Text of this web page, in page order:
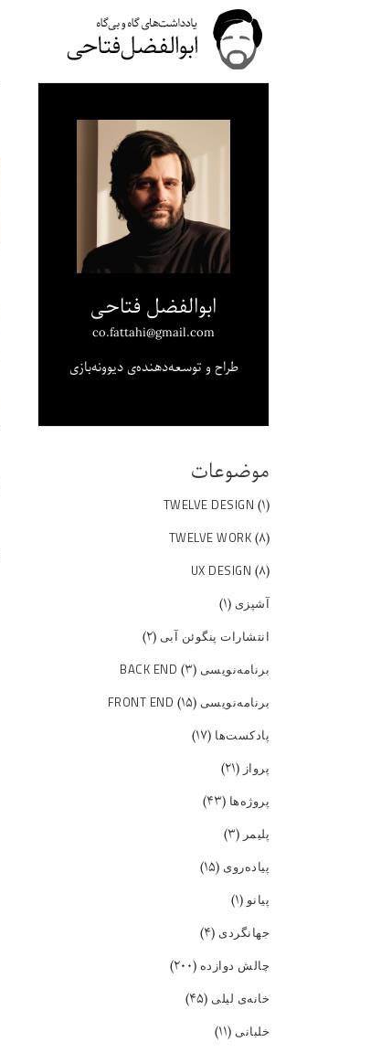
ابوالفضل فتاحی
co.fattahi@gmail.com
طراح و توسعه‌دهنده‌ی دیوونه‌بازی
موضوعات
TWELVE DESIGN (۱)
TWELVE WORK (۸)
UX DESIGN (۸)
آشپزی (۱)
انتشارات پنگوئن آبی (۲)
برنامه‌نویسی BACK END (۳)
برنامه‌نویسی FRONT END (۱۵)
پادکست‌ها (۱۷)
پرواز(۲۱)
پروژه‌ها (۴۳)
پلیمر(۳)
پیاده‌روی (۱۵)
پیانو(۱)
جهانگردی (۴)
چالش دوازده (۲۰۰)
خانه‌ی لیلی (۴۵)
خلبانی (۱۱)